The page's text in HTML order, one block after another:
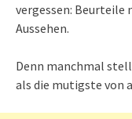
vergessen: Beurteile
Aussehen.
Denn manchmal
als die mutigste von